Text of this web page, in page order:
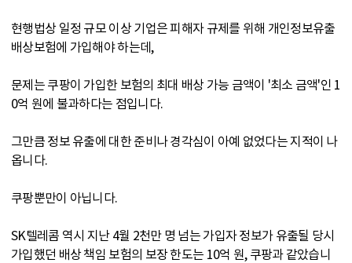
현행법상 일정 규모 이상 기업은 피해자 규제를 위해 개인정보유출
배상보험에 가입해야 하는데,
문제는 쿠팡이 가입한 보험의 최대 배상 가능 금액이 '최소 금액'인 1
0억 원에 불과하다는 점입니다.
그만큼 정보 유출에 대한 준비나 경각심이 아예 없었다는 지적이 나
옵니다.
쿠팡뿐만이 아닙니다.
SK텔레콤 역시 지난 4월 2천만 명 넘는 가입자 정보가 유출될 당시
가입했던 배상 책임 보험의 보장 한도는 10억 원, 쿠팡과 같았습니